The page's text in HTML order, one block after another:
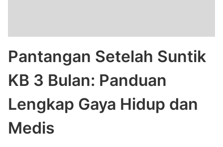
Pantangan Setelah Suntik
KB 3 Bulan: Panduan
Lengkap Gaya Hidup dan
Medis